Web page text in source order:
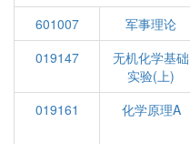
601007 军事理论
019147
无机化学基础
实验(上)
019161
化学原理A